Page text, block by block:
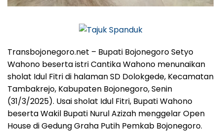
Transbojonegoro.net – Bupati Bojonegoro Setyo
Wahono beserta istri Cantika Wahono menunaikan
sholat Idul Fitri di halaman SD Dolokgede, Kecamatan
Tambakrejo, Kabupaten Bojonegoro, Senin
(31/3/2025). Usai sholat Idul Fitri, Bupati Wahono
beserta Wakil Bupati Nurul Azizah menggelar Open
House di Gedung Graha Putih Pemkab Bojonegoro.